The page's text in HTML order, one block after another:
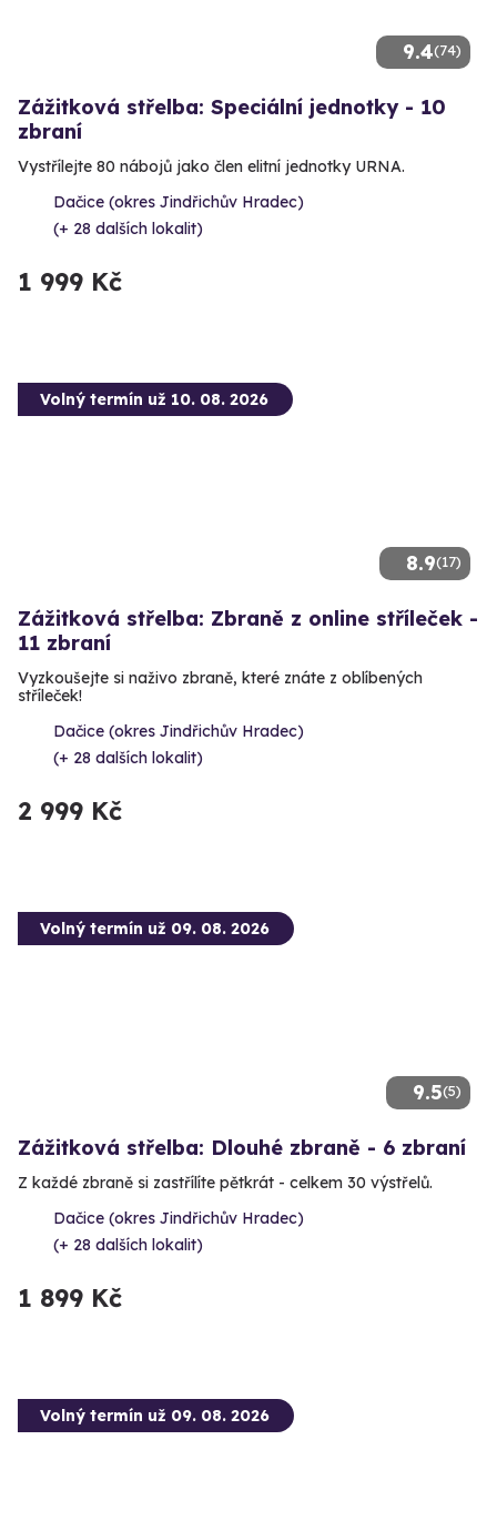
9.4(74)
Zážitková střelba: Speciální jednotky - 10
zbraní
Vystřílejte 80 nábojů jako člen elitní jednotky URNA.
Dačice (okres Jindřichův Hradec)
(+ 28 dalších lokalit)
1 999 Kč
8.9(17)
Volný termín už 10. 08. 2026
Zážitková střelba: Zbraně z online stříleček -
11 zbraní
Vyzkoušejte si naživo zbraně, které znáte z oblíbených
stříleček!
Dačice (okres Jindřichův Hradec)
(+ 28 dalších lokalit)
2 999 Kč
9.5(5)
Volný termín už 09. 08. 2026
Zážitková střelba: Dlouhé zbraně - 6 zbraní
Z každé zbraně si zastřílíte pětkrát - celkem 30 výstřelů.
Dačice (okres Jindřichův Hradec)
(+ 28 dalších lokalit)
1 899 Kč
Volný termín už 09. 08. 2026